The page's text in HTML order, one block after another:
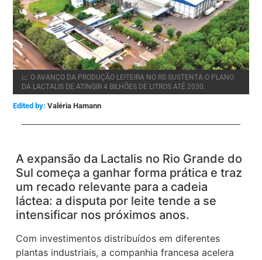
📈 O AVANÇO DA PRODUÇÃO LEITEIRA NO RS SUSTENTA O PLANO
DA LACTALIS DE ATINGIR 4 BILHÕES DE LITROS ATÉ 2030.
Edited by: Valéria Hamann
A expansão da Lactalis no Rio Grande do
Sul começa a ganhar forma prática e traz
um recado relevante para a cadeia
láctea: a disputa por leite tende a se
intensificar nos próximos anos.
Com investimentos distribuídos em diferentes
plantas industriais, a companhia francesa acelera